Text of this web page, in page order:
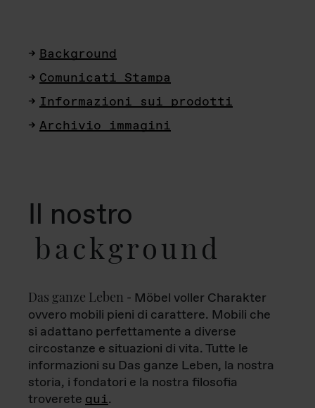
Background
Comunicati Stampa
Informazioni sui prodotti
Archivio immagini
Il nostro
background
Das ganze Leben - Möbel voller Charakter
ovvero mobili pieni di carattere. Mobili che
si adattano perfettamente a diverse
circostanze e situazioni di vita. Tutte le
informazioni su Das ganze Leben, la nostra
storia, i fondatori e la nostra filosofia
troverete qui.